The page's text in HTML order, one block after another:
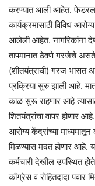
करण्यात आली आहेत.
कार्यक्रमासाठी विविध
आलेली आहेत. नागरिकांना
तापमानात ठेवणे गरजेचे
(शीतयंत्राची) गरज भासत
प्रक्रिया सुरु झाली आहे.
काळ सुरू राहणार आहे
शितयंत्रांचा वापर होणार
आरोग्य केंद्रांच्या
मिळण्यास मदत होणार आहे.
कर्मचारी देखील उपस्थित
काँग्रेस व रोहितदादा पवार